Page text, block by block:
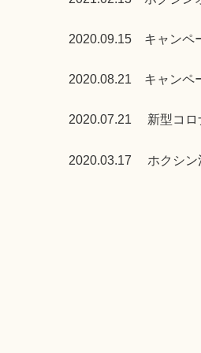
2020.09.15 キャンペ
2020.08.21 キャンペ
2020.07.21 新型コ
2020.03.17 ホクシン